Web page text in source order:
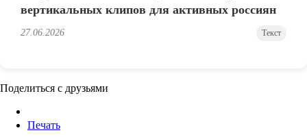
вертикальных клипов для активных россиян
27.06.2026 Текст
Поделиться с друзьями
Печать